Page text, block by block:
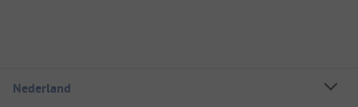
Nederland